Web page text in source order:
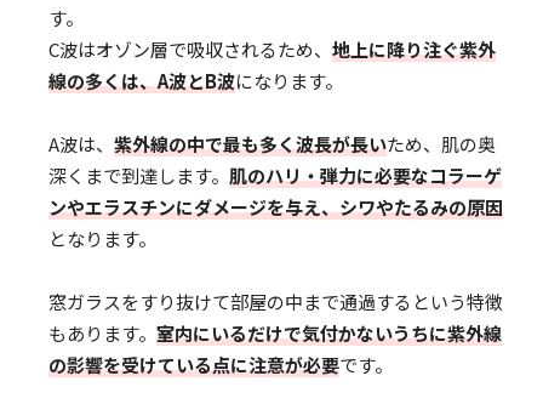
す。
C波はオゾン層で吸収されるため、 地上に降り注ぐ紫外
線の多くは、A波とB波になります。
A波は、 紫外線の中で最も多く波長が長いため、肌の奥
深くまで到達します。 肌のハリ・弾力に必要なコラーゲ
ンやエラスチンにダメージを与え、シワやたるみの原因
となります。
窓ガラスをすり抜けて部屋の中まで通過するという特徴
もあります。 室内にいるだけで気付かないうちに紫外線
の影響を受けている点に注意が必要です。